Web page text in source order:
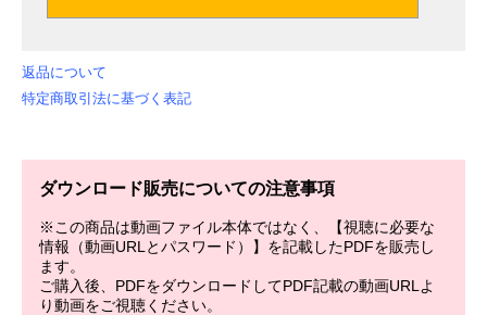
返品について
特定商取引法に基づく表記
ダウンロード販売についての注意事項
※この商品は動画ファイル本体ではなく、【視聴に必要な
情報（動画URLとパスワード）】を記載したPDFを販売し
ます。
ご購入後、PDFをダウンロードしてPDF記載の動画URLよ
り動画をご視聴ください。